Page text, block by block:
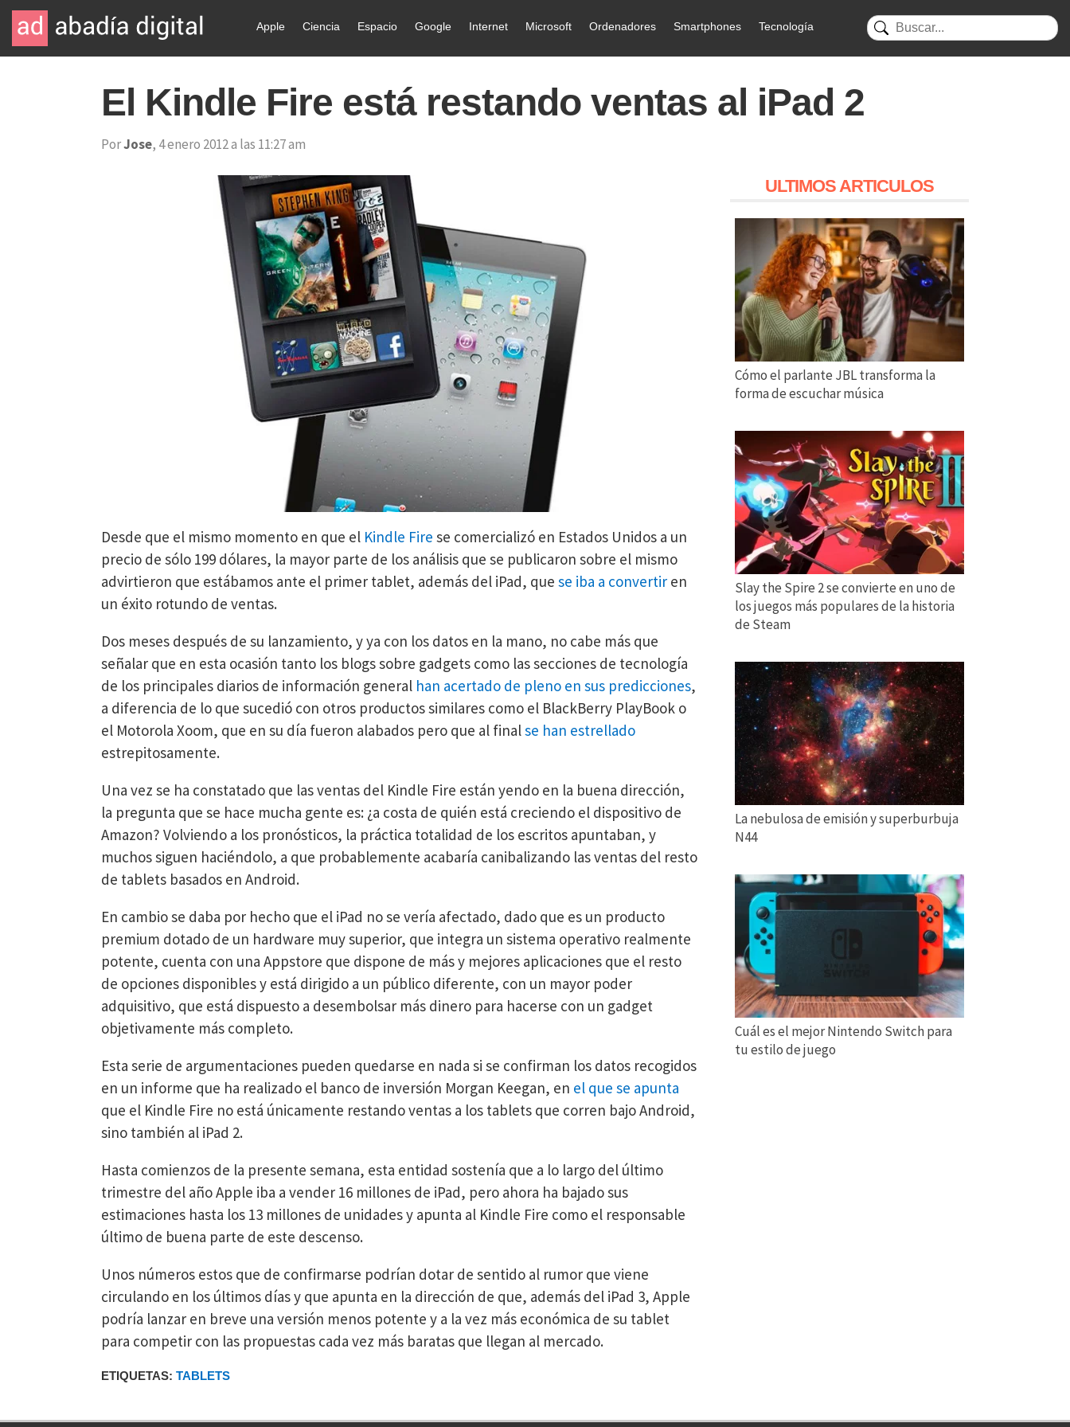
Apple Ciencia Espacio Google Internet Microsoft Ordenadores Smartphones Tecnología
El Kindle Fire está restando ventas al iPad 2
PorJose, 4 enero 2012 a las 11:27 am
Desde que el mismo momento en que el Kindle Fire se comercializó en Estados Unidos a un
precio de sólo 199 dólares, la mayor parte de los análisis que se publicaron sobre el mismo
advirtieron que estábamos ante el primer tablet, además del iPad, que se iba a convertir en
un éxito rotundo de ventas.
Dos meses después de su lanzamiento, y ya con los datos en la mano, no cabe más que
señalar que en esta ocasión tanto los blogs sobre gadgets como las secciones de tecnología
de los principales diarios de información general han acertado de pleno en sus predicciones,
a diferencia de lo que sucedió con otros productos similares como el BlackBerry PlayBook o
el Motorola Xoom, que en su día fueron alabados pero que al finalse han estrellado
estrepitosamente.
Una vez se ha constatado que las ventas del Kindle Fire están yendo en la buena dirección,
la pregunta que se hace mucha gente es: ¿a costa de quién está creciendo el dispositivo de
Amazon? Volviendo a los pronósticos, la práctica totalidad de los escritos apuntaban, y
muchos siguen haciéndolo, a que probablemente acabaría canibalizando las ventas del resto
de tablets basados en Android.
En cambio se daba por hecho que el iPad no se vería afectado, dado que es un producto
premium dotado de un hardware muy superior, que integra un sistema operativo realmente
potente, cuenta con una Appstore que dispone de más y mejores aplicaciones que el resto
de opciones disponibles y está dirigido a un público diferente, con un mayor poder
adquisitivo, que está dispuesto a desembolsar más dinero para hacerse con un gadget
objetivamente más completo.
Esta serie de argumentaciones pueden quedarse en nada si se confirman los datos recogidos
en un informe que ha realizado el banco de inversión Morgan Keegan, en el que se apunta
que el Kindle Fire no está únicamente restando ventas a los tablets que corren bajo Android,
sino también al iPad 2.
Hasta comienzos de la presente semana, esta entidad sostenía que a lo largo del último
trimestre del año Apple iba a vender 16 millones de iPad, pero ahora ha bajado sus
estimaciones hasta los 13 millones de unidades y apunta al Kindle Fire como el responsable
último de buena parte de este descenso.
Unos números estos que de confirmarse podrían dotar de sentido al rumor que viene
circulando en los últimos días y que apunta en la dirección de que, además del iPad 3, Apple
podría lanzar en breve una versión menos potente y a la vez más económica de su tablet
para competir con las propuestas cada vez más baratas que llegan al mercado.
ETIQUETAS: TABLETS
ULTIMOS ARTICULOS
Cómo el parlante JBL transforma la
forma de escuchar música
Slay the Spire 2 se convierte en uno de
los juegos más populares de la historia
de Steam
La nebulosa de emisión y superburbuja
N44
Cuál es el mejor Nintendo Switch para
tu estilo de juego